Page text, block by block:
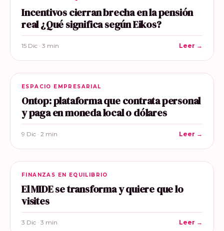
Incentivos cierran brecha en la pensión
real ¿Qué significa según Eikos?
15 Dic · 3 min Leer →
ESPACIO EMPRESARIAL
Ontop: plataforma que contrata personal
y paga en moneda local o dólares
9 Dic · 2 min Leer →
FINANZAS EN EQUILIBRIO
El MIDE se transforma y quiere que lo
visites
3 Dic · 3 min Leer →